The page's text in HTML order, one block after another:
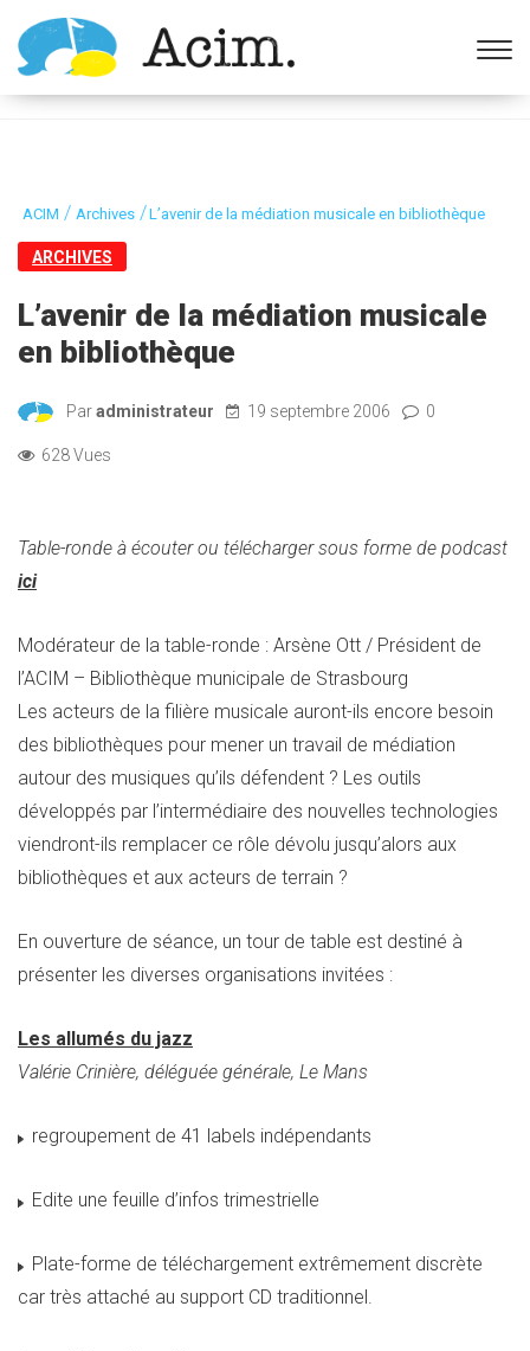
Ouvrir la barre d’outils
ACIM / Archives /L’avenir de la médiation musicale en bibliothèque
ARCHIVES
L’avenir de la médiation musicale
en bibliothèque
Paradministrateur 19 septembre 2006 0
628 Vues
Table-ronde à écouter ou télécharger sous forme de podcast
ici
Modérateur de la table-ronde : Arsène Ott / Président de
l’ACIM – Bibliothèque municipale de Strasbourg
Les acteurs de la filière musicale auront-ils encore besoin
des bibliothèques pour mener un travail de médiation
autour des musiques qu’ils défendent ? Les outils
développés par l’intermédiaire des nouvelles technologies
viendront-ils remplacer ce rôle dévolu jusqu’alors aux
bibliothèques et aux acteurs de terrain ?
En ouverture de séance, un tour de table est destiné à
présenter les diverses organisations invitées :
Les allumés du jazz
Valérie Crinière, déléguée générale, Le Mans
regroupement de 41 labels indépendants
Edite une feuille d’infos trimestrielle
Plate-forme de téléchargement extrêmement discrète
car très attaché au support CD traditionnel.